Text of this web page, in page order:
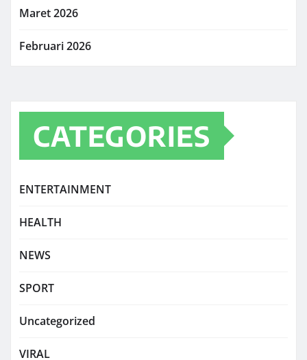
Maret 2026
Februari 2026
CATEGORIES
ENTERTAINMENT
HEALTH
NEWS
SPORT
Uncategorized
VIRAL